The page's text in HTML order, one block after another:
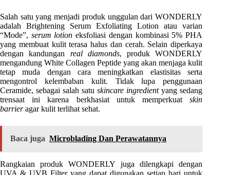
Salah satu yang menjadi produk unggulan dari WONDERLY
adalah Brightening Serum Exfoliating Lotion atau varian
“Mode”, serum lotioneksfoliasi dengan kombinasi 5% PHA
yang membuat kulit terasa halus dan cerah. Selain diperkaya
dengan kandungan real diamonds, produk WONDERLY
mengandung White Collagen Peptide yang akan menjaga kulit
tetap muda dengan cara meningkatkan elastisitas serta
mengontrol kelembaban kulit. Tidak lupa penggunaan
Ceramide, sebagai salah satuskincare ingredientyang sedang
trensaat ini karena berkhasiat untuk memperkuatskin
barrieragar kulit terlihat sehat.
Baca juga Microblading Dan Perawatannya
Rangkaian produk WONDERLY juga dilengkapi dengan
UVA & UVB Filter yang dapat digunakan setiap hari untuk